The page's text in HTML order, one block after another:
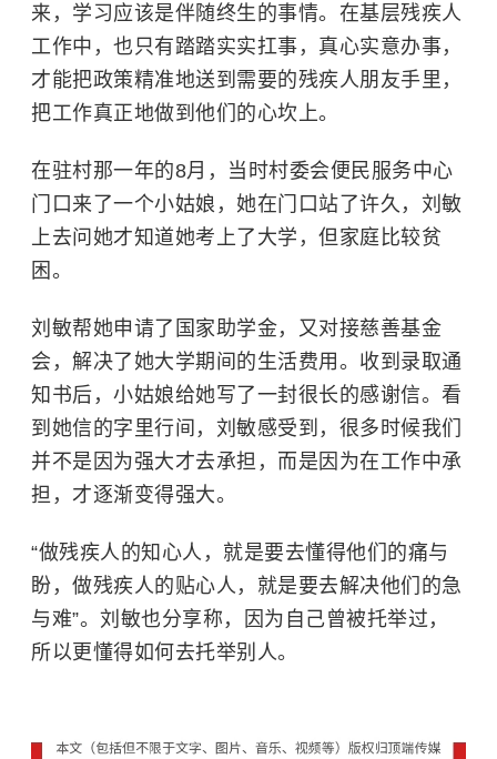
来，学习应该是伴随终生的事情。在基层残疾人
工作中，也只有踏踏实实扛事，真心实意办事，
才能把政策精准地送到需要的残疾人朋友手里，
把工作真正地做到他们的心坎上。
在驻村那一年的8月，当时村委会便民服务中心
门口来了一个小姑娘，她在门口站了许久，刘敏
上去问她才知道她考上了大学，但家庭比较贫
困。
刘敏帮她申请了 国家助学金，又对接慈善基金
会 ，解决了她大学期间的生活费用。收到录取通
知书后，小姑娘给她写了一封很长的感谢信。看
到她信的字里行间，刘敏感受到，很多时候我们
并不是因为强大才去承担，而是因为在工作中承
担，才逐渐变得强大。
“做残疾人的知心人，就是要去懂得他们的痛与
盼，做残疾人的贴心人，就是要去解决他们的急
与难”。刘敏也分享称，因为自己曾被托举过，
所以更懂得如何去托举别人。